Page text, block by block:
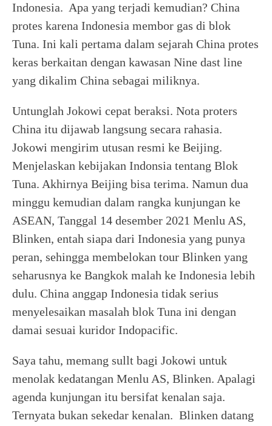
Indonesia. Apa yang terjadi kemudian? China
protes karena Indonesia membor gas di blok
Tuna. Ini kali pertama dalam sejarah China protes
keras berkaitan dengan kawasan Nine dast line
yang dikalim China sebagai miliknya.
Untunglah Jokowi cepat beraksi. Nota proters
China itu dijawab langsung secara rahasia.
Jokowi mengirim utusan resmi ke Beijing.
Menjelaskan kebijakan Indonsia tentang Blok
Tuna. Akhirnya Beijing bisa terima. Namun dua
minggu kemudian dalam rangka kunjungan ke
ASEAN, Tanggal 14 desember 2021 Menlu AS,
Blinken, entah siapa dari Indonesia yang punya
peran, sehingga membelokan tour Blinken yang
seharusnya ke Bangkok malah ke Indonesia lebih
dulu. China anggap Indonesia tidak serius
menyelesaikan masalah blok Tuna ini dengan
damai sesuai kuridor Indopacific.
Saya tahu, memang sullt bagi Jokowi untuk
menolak kedatangan Menlu AS, Blinken. Apalagi
agenda kunjungan itu bersifat kenalan saja.
Ternyata bukan sekedar kenalan. Blinken datang